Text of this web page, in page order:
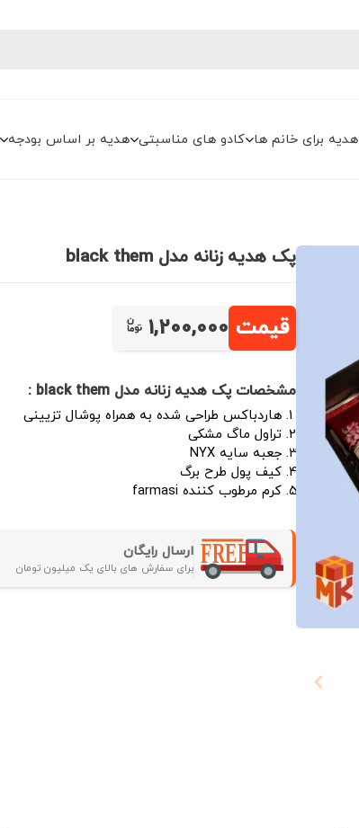
هدیه برای خانم ها کادو های مناسبتی هدیه بر اساس بودجه
پک هدیه زنانه مدل black them
قیمت 1,200,000
مشخصات پک هدیه زنانه مدل black them :
هاردباکس طراحی شده به همراه پوشال تزیینی
تراول ماگ مشکی
جعبه سایه NYX
کیف پول طرح برگ
کرم مرطوب کننده farmasi
ارسال رایگان
برای سفارش های بالای یک میلیون تومان